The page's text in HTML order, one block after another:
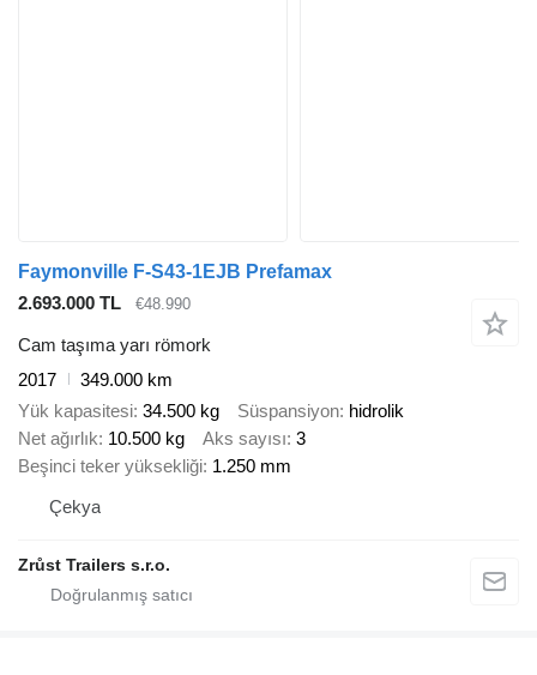
Faymonville F-S43-1EJB Prefamax
2.693.000 TL
€48.990
Cam taşıma yarı römork
2017
349.000 km
Yük kapasitesi 34.500 kg Süspansiyon hidrolik
Net ağırlık 10.500 kg Aks sayısı 3
Beşinci teker yüksekliği 1.250 mm
Çekya
Zrůst Trailers s.r.o.